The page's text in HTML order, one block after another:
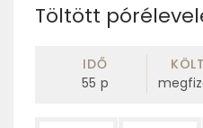
Töltött
IDŐ
55 p